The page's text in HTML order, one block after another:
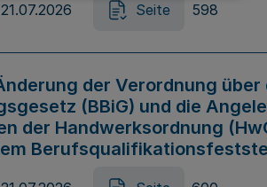
21.07.2026 Seite 598
der Verordnung
(BBiG) und die
der Handwerksordnung